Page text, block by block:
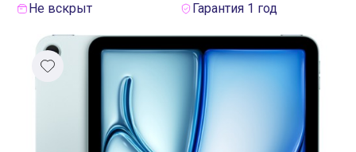
Договор оферты
Реквизиты
Контакты
Гарантия
Не вскрыт
Гарантия 1 год